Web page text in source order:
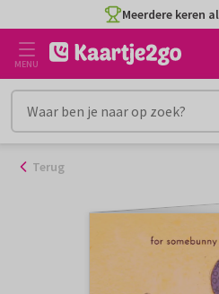
naar
inhoud
Meerdere keren
MENU
Terug